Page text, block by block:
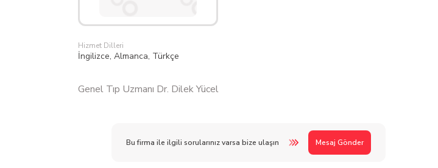
Hizmet Dilleri
İngilizce, Almanca, Türkçe
Genel Tıp Uzmanı Dr. Dilek Yücel
Bu firma ile ilgili sorularınız varsa bize ulaşın Mesaj Gönder